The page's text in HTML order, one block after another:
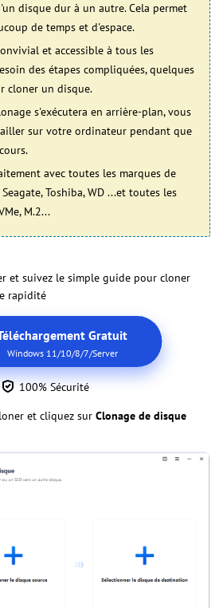
disque dur à un autre. Cela permet
de temps et d'espace.
et accessible à tous les
des étapes compliquées, quelques
cloner un disque.
s'exécutera en arrière-plan, vous
sur votre ordinateur pendant que
avec toutes les marques de
Toshiba, WD ...et toutes les
M.2...
et suivez le simple guide pour cloner
rapidité
Gratuit
Windows 11/10/8/7/Server
100% Sécurité
et cliquez sur Clonage de disque